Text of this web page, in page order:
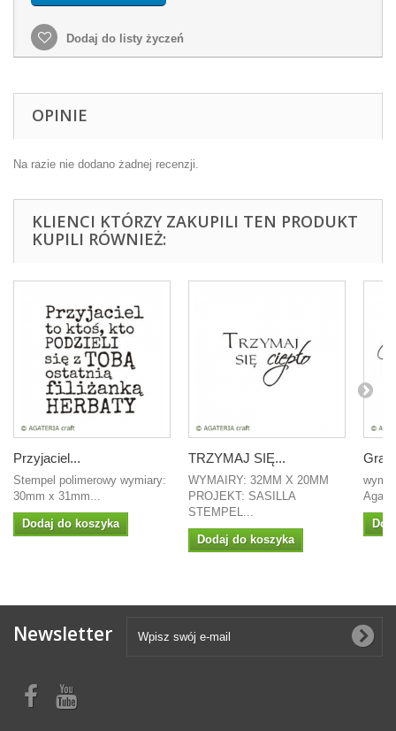
Dodaj do listy życzeń
OPINIE
Na razie nie dodano żadnej recenzji.
KLIENCI KTÓRZY ZAKUPILI TEN PRODUKT
KUPILI RÓWNIEŻ:
Przyjaciel...
Stempel polimerowy wymiary:
30mm x 31mm...
Dodaj do koszyka
TRZYMAJ SIĘ...
WYMAIRY: 32MM X 20MM
PROJEKT: SASILLA
STEMPEL...
Dodaj do koszyka
Newsletter